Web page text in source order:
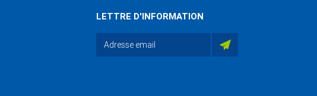
LETTRE D'INFORMATION